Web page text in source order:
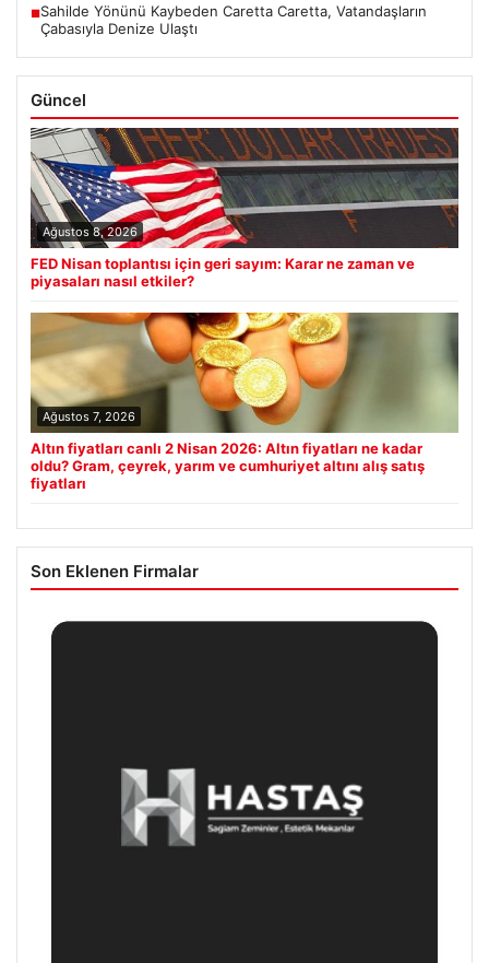
■Sahilde Yönünü Kaybeden Caretta Caretta, Vatandaşların
Çabasıyla Denize Ulaştı
Güncel
Ağustos 8, 2026
FED Nisan toplantısı için geri sayım: Karar ne zaman ve
piyasaları nasıl etkiler?
Ağustos 7, 2026
Altın fiyatları canlı 2 Nisan 2026: Altın fiyatları ne kadar
oldu? Gram, çeyrek, yarım ve cumhuriyet altını alış satış
fiyatları
Son Eklenen Firmalar